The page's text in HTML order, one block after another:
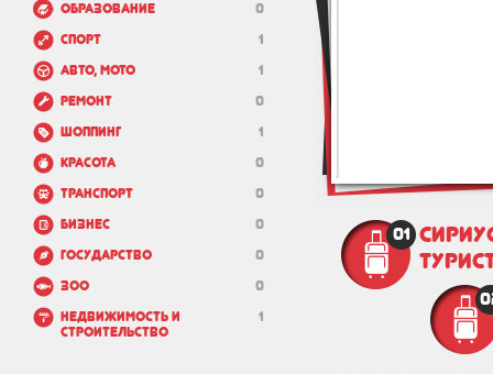
0
Образование
1
Спорт
1
Авто, мото
0
Ремонт
1
Шоппинг
0
Красота
0
Транспорт
0
Бизнес
0
Государство
0
Зоо
1
Недвижимость и
строительство
01